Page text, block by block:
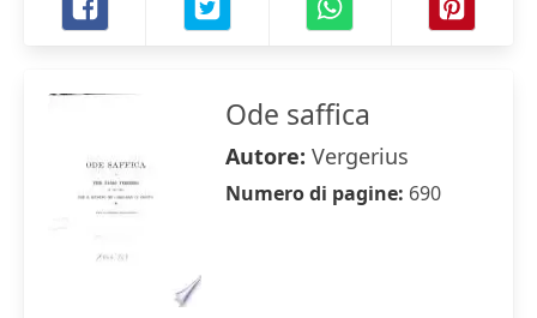
Ode saffica
Autore: Vergerius
Numero di pagine: 690